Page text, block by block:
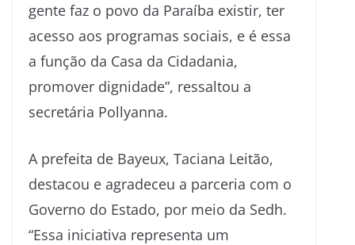
gente faz o povo da Paraíba existir, ter
acesso aos programas sociais, e é essa
a função da Casa da Cidadania,
promover dignidade”, ressaltou a
secretária Pollyanna.
A prefeita de Bayeux, Taciana Leitão,
destacou e agradeceu a parceria com o
Governo do Estado, por meio da Sedh.
“Essa iniciativa representa um